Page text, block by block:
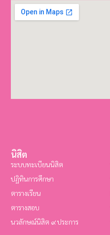
นิสิต
ระบบทะเบียนนิสิต
ปฏิทินการศึกษา
ตารางเรียน
ตารางสอบ
นวลักษณ์นิสิต ๙ ประการ